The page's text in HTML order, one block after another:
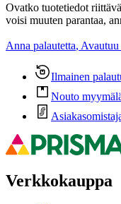
Ovatko tuotetiedot
voisi muuten parantaa,
Anna palautetta, Avautuu
Ilmainen
Nouto
Verkkokauppa